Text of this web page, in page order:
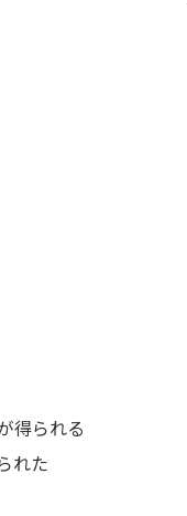
得られる
れた